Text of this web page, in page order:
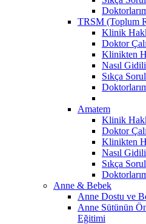
TRSM (Toplum
Klinik
Doktor
Klinikten
Nasıl
Sıkça
Amatem
Klinik
Doktor
Klinikten
Nasıl
Sıkça
Anne & Bebek
Anne Dostu ve
Anne Sütünün
Eğitimi